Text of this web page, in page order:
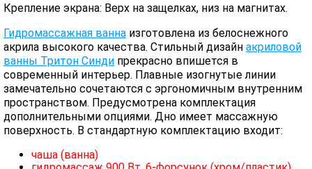
Крепление экрана: Верх на защелках, низ на магнитах.
Гидромассажная ванна изготовлена из белоснежного
акрила высокого качества. Стильный дизайн акриловой
ванны Тритон Синди прекрасно впишется в
современный интерьер. Плавные изогнутые линии
замечательно сочетаются с эргономичным внутренним
пространством. Предусмотрена комплектация
дополнительными опциями. Дно имеет массажную
поверхность. В стандартную комплектацию входит:
чаша (ванна)